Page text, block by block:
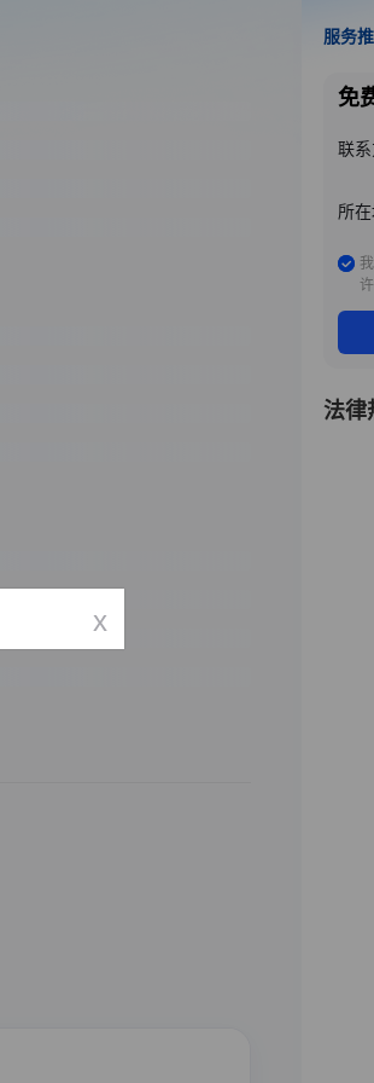
服务
免
联
所
法律
x